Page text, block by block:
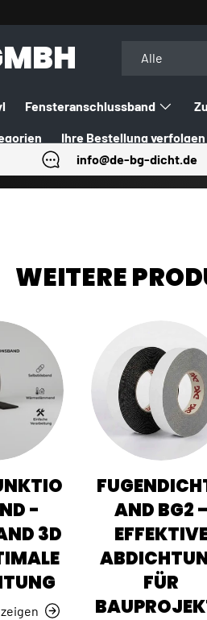
Alle
Fensteranschlussband
Ihre Bestellung verfolgen
info@de-bg-dicht.de
WEITERE
-
3D
AND BG2 –
FÜR